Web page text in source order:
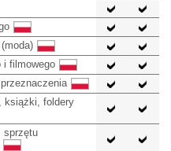
i filmowego
książki, foldery
sprzętu